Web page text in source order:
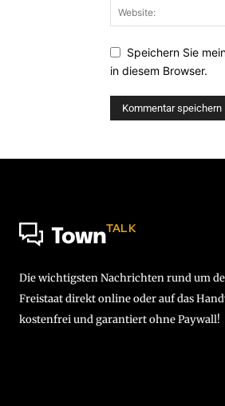
Speichern Sie
in diesem Browser.
TownTALK
Die wichtigsten Nachrichten rund um
Freistaat direkt online oder auf das
kostenfrei und garantiert ohne Paywall!